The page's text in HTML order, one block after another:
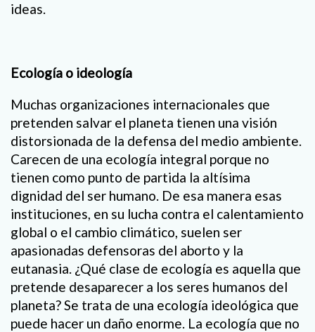
ideas.
Ecología o ideología
Muchas organizaciones internacionales que
pretenden salvar el planeta tienen una visión
distorsionada de la defensa del medio ambiente.
Carecen de una ecología integral porque no
tienen como punto de partida la altísima
dignidad del ser humano. De esa manera esas
instituciones, en su lucha contra el calentamiento
global o el cambio climático, suelen ser
apasionadas defensoras del aborto y la
eutanasia. ¿Qué clase de ecología es aquella que
pretende desaparecer a los seres humanos del
planeta? Se trata de una ecología ideológica que
puede hacer un daño enorme. La ecología que no